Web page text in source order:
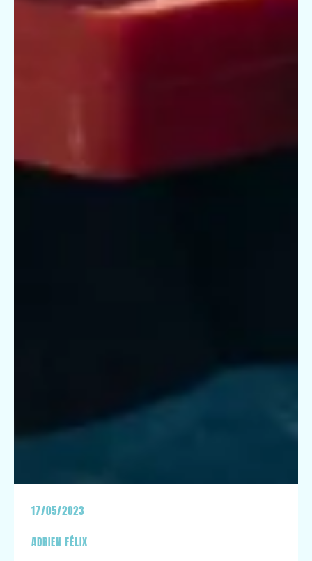
17/05/2023
ADRIEN FÉLIX